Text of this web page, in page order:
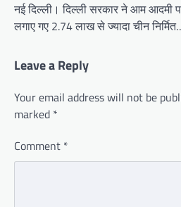
नई दिल्ली। दिल्ली सरकार ने आम आदमी
लगाए गए 2.74 लाख से ज्यादा चीन
Leave a Reply
Your email address will not be
marked *
Comment *